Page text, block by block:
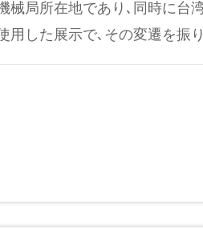
械局所在地であり､同時に台
用した展示で､その変遷を振